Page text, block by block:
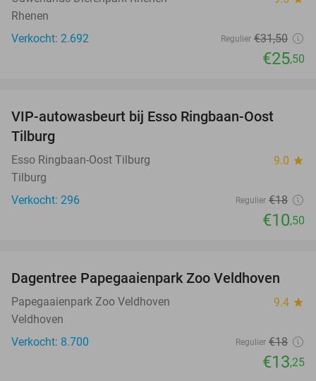
Rhenen
Verkocht: 2.692
Regulier €31,50
€25,50
42%
VIP-autowasbeurt bij Esso Ringbaan-Oost
Tilburg
Esso Ringbaan-Oost Tilburg 9.0 star
Tilburg
Verkocht: 296
Regulier €18
€10,50
26%
Dagentree Papegaaienpark Zoo Veldhoven
Papegaaienpark Zoo Veldhoven 9.4 star
Veldhoven
Verkocht: 8.700
Regulier €18
€13,25